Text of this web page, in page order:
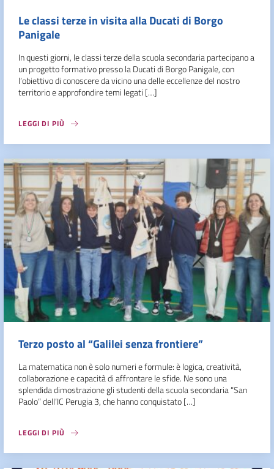
Le classi terze in visita alla Ducati di Borgo
Panigale
In questi giorni, le classi terze della scuola secondaria partecipano a
un progetto formativo presso la Ducati di Borgo Panigale, con
l’obiettivo di conoscere da vicino una delle eccellenze del nostro
territorio e approfondire temi legati […]
LEGGI DI PIÙ
Terzo posto al “Galilei senza frontiere”
La matematica non è solo numeri e formule: è logica, creatività,
collaborazione e capacità di affrontare le sfide. Ne sono una
splendida dimostrazione gli studenti della scuola secondaria “San
Paolo” dell’IC Perugia 3, che hanno conquistato […]
LEGGI DI PIÙ